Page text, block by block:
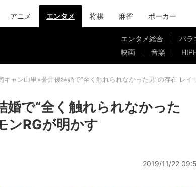
アニメ エンタメ 将棋 麻雀 ポーカー
エンタメ総合 バラ
映画
音楽
キャン山里×蒼井優結婚で“全く触れられなかった男”の存在 レイ
で“全く触れられなかった
ンRGが明かす
2019/11/22